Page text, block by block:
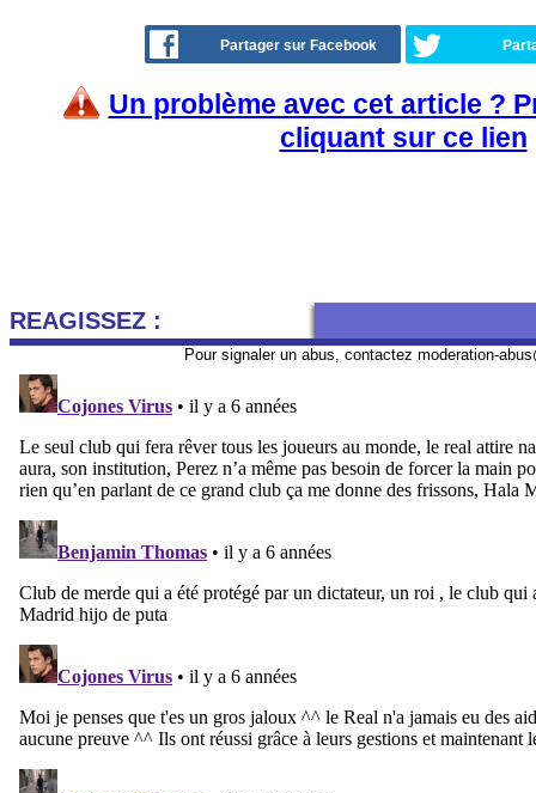
Partager sur Facebook
Un problème avec cet article ?
cliquant sur ce lien
REAGISSEZ :
Pour signaler un abus, contactez moderation-